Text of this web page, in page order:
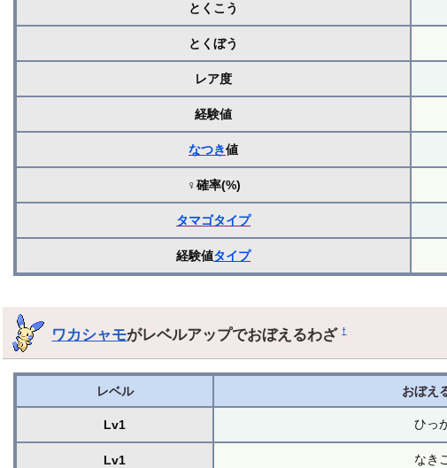
とくこう
とくぼう
レア度
経験値
なつき値
♀確率(%)
タマゴタイプ
経験値タイプ
ワカシャモがレベルアップでおぼえるわざ†
レベル おぼえ
Lv1 ひっ
Lv1 なき